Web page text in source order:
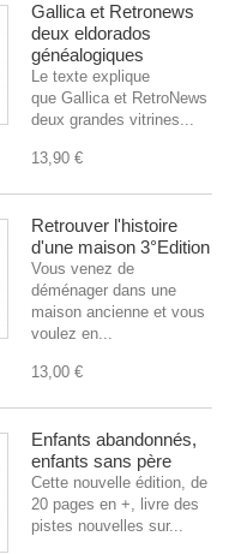
Gallica et Retronews
deux eldorados
généalogiques
Le texte explique
que Gallica et RetroNews
deux grandes vitrines...
13,90 €
Retrouver l'histoire
d'une maison 3°Edition
Vous venez de
déménager dans une
maison ancienne et vous
voulez en...
13,00 €
Enfants abandonnés,
enfants sans père
Cette nouvelle édition, de
20 pages en +, livre des
pistes nouvelles sur...